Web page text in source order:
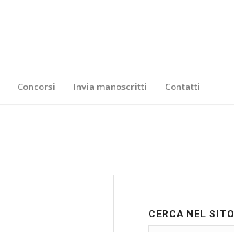
Concorsi Invia manoscritti Contatti
CERCA NEL SITO